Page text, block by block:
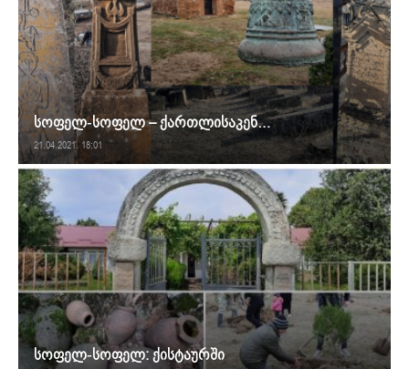
სოფელ-სოფელ – ქართლისაკენ…
21.04.2021. 18:01
სოფელ-სოფელ: ქისტაურში